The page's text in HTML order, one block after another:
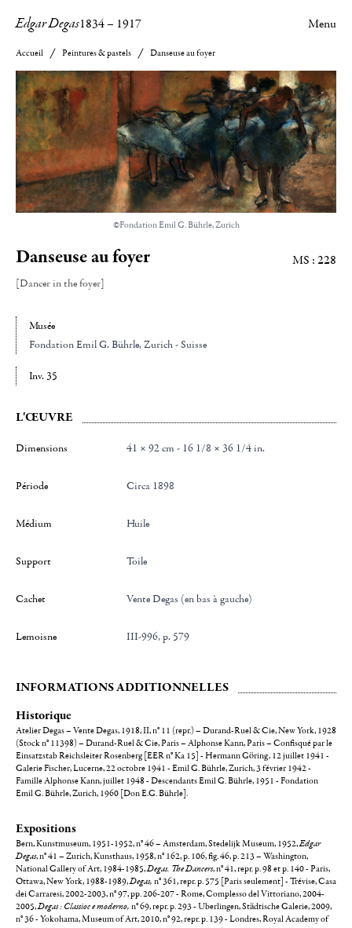
Edgar Degas1834– 1917 Menu
Accueil Peintures & pastels Danseuse au foyer
©Fondation Emil G. Bührle, Zurich
Danseuse au foyer
[Dancer in the foyer]
MS : 228
Musée
Fondation Emil G. Bührle, Zurich - Suisse
Inv. 35
L'ŒUVRE
Dimensions 41 × 92 cm - 16 1/8 × 36 1/4 in.
Période Circa 1898
Médium Huile
Support Toile
Cachet Vente Degas (en bas à gauche)
Lemoisne III-996, p. 579
INFORMATIONS ADDITIONNELLES
Historique
Atelier Degas – Vente Degas, 1918, II, n° 11 (repr.) – Durand-Ruel & Cie, New York, 1928
(Stock n° 11398) – Durand-Ruel & Cie, Paris – Alphonse Kann, Paris – Confisqué par le
Einsatzstab Reichsleiter Rosenberg [EER n° Ka 15] - Hermann Göring, 12 juillet 1941 -
Galerie Fischer, Lucerne, 22 octobre 1941 - Emil G. Bührle, Zurich, 3 février 1942 -
Famille Alphonse Kann, juillet 1948 - Descendants Emil G. Bührle, 1951 - Fondation
Emil G. Bührle, Zurich, 1960 [Don E.G. Bührle].
Expositions
Bern, Kunstmuseum, 1951-1952, n° 46 – Amsterdam, Stedelijk Museum, 1952,Edgar
Degas, n° 41 – Zurich, Kunsthaus, 1958, n° 162, p. 106, fig. 46, p. 213 – Washington,
National Gallery of Art, 1984-1985,Degas. The Dancers, n° 41, repr. p. 98 et p. 140 - Paris,
Ottawa, New York, 1988-1989,Degas, n° 361, repr. p. 575 [Paris seulement] - Trévise, Casa
dei Carraresi, 2002-2003, n° 97, pp. 206-207 - Rome, Complesso del Vittoriano, 2004-
2005,Degas : Classioc e moderno, n° 69, repr. p. 293 - Uberlingen, Städtische Galerie, 2009,
n° 36 - Yokohama, Museum of Art, 2010, n° 92, repr. p. 139 - Londres, Royal Academy of